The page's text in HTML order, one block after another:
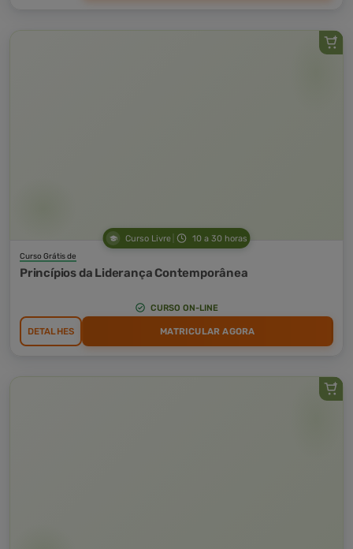
Curso Livre 10 a 30 horas
Curso Grátis de
Princípios da Liderança Contemporânea
CURSO ON-LINE
DETALHES MATRICULAR AGORA